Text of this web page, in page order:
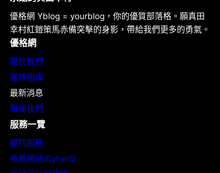
優格網 Yblog = yourblog，你的優質部落格。願真田
幸村紅鎧策馬赤備突擊的身影，帶給我們更多的勇氣。
優格網
關於我們
團隊組成
最新消息
聯絡我們
服務一覽
顧問服務
推薦網站:CyberQ